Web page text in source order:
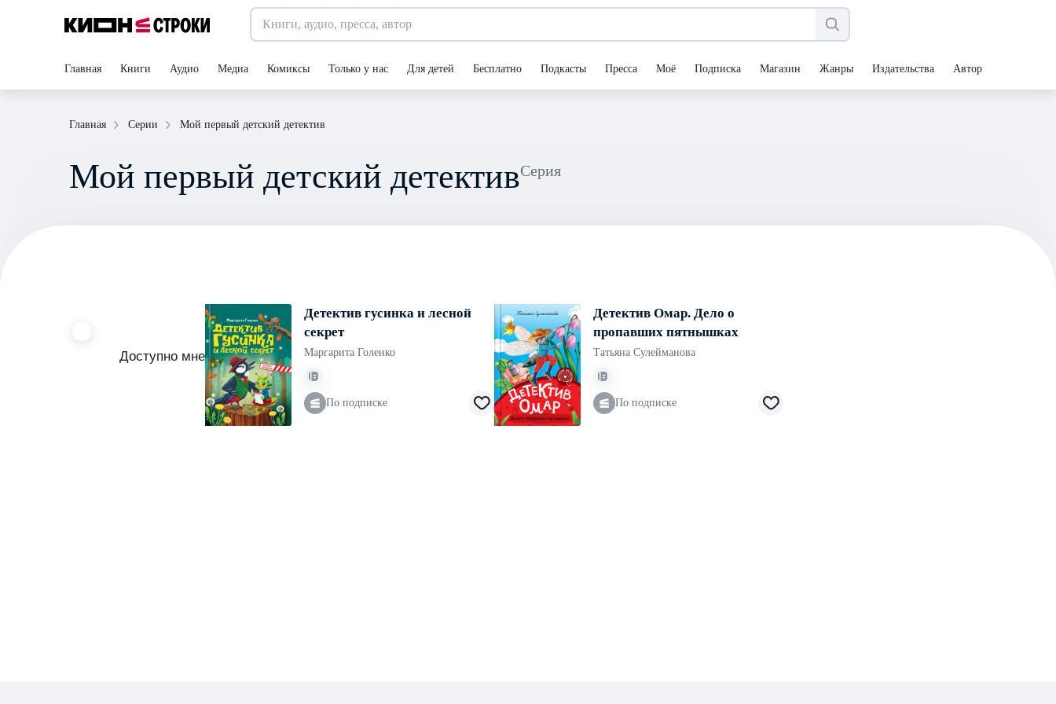
Главная Книги Аудио Медиа Комиксы Только у нас Для детей Бесплатно Подкасты Пресса Моё Подписка Магазин Жанры Издательства Авторы
Главная Серии Мой первый детский детектив
Мой первый детский детектив Серия
Доступно мне
Детектив гусинка и лесной
секрет
Маргарита Голенко
По подписке
Детектив Омар. Дело о
пропавших пятнышках
Татьяна Сулейманова
По подписке